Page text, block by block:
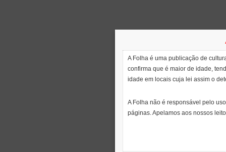
A Folha é uma publicação de
confirma que é maior de idade,
idade em locais cuja lei assim o
A Folha não é responsável pelo
páginas. Apelamos aos nossos